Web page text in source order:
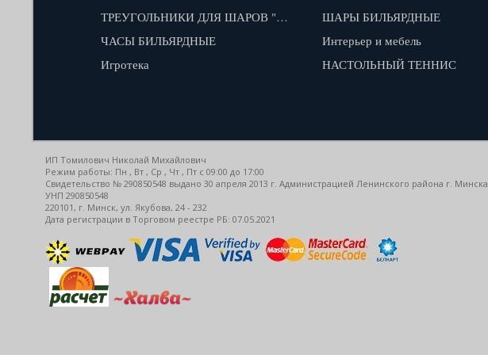
ТРЕУГОЛЬНИКИ ДЛЯ ШАРОВ "КАЮКОВ"
ШАРЫ БИЛЬЯРДНЫЕ
ЧАСЫ БИЛЬЯРДНЫЕ
Интерьер и мебель
Игротека
НАСТОЛЬНЫЙ ТЕННИС
ИП Томилович Николай Михайлович
Режим работы: Пн , Вт , Ср , Чт , Пт c 09:00 до 17:00
Свидетельство № 290850548 выдано 30 апреля 2013 г. Администрацией Ленинского района г. Минска
УНП 290850548
220101, г. Минск, ул. Якубова, 24 - 232
Дата регистрации в Торговом реестре РБ: 07.05.2021